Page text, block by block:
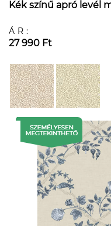
Kék színű apró levél
ÁR:
27 990 Ft